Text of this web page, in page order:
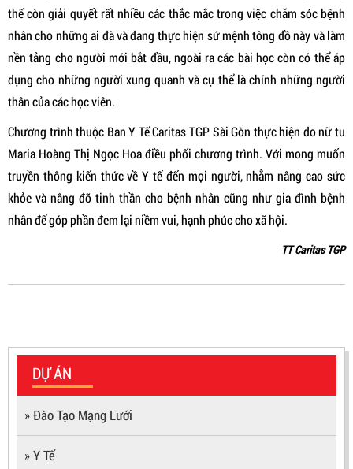
thế còn giải quyết rất nhiều các thắc mắc trong việc chăm sóc bệnh
nhân cho những ai đã và đang thực hiện sứ mệnh tông đồ này và làm
nền tảng cho người mới bắt đầu, ngoài ra các bài học còn có thể áp
dụng cho những người xung quanh và cụ thể là chính những người
thân của các học viên.
Chương trình thuộc Ban Y Tế Caritas TGP Sài Gòn thực hiện do nữ tu
Maria Hoàng Thị Ngọc Hoa điều phối chương trình. Với mong muốn
truyền thông kiến thức về Y tế đến mọi người, nhằm nâng cao sức
khỏe và nâng đỡ tinh thần cho bệnh nhân cũng như gia đình bệnh
nhân để góp phần đem lại niềm vui, hạnh phúc cho xã hội.
TT Caritas TGP
DỰ ÁN
» Đào Tạo Mạng Lưới
» Y Tế